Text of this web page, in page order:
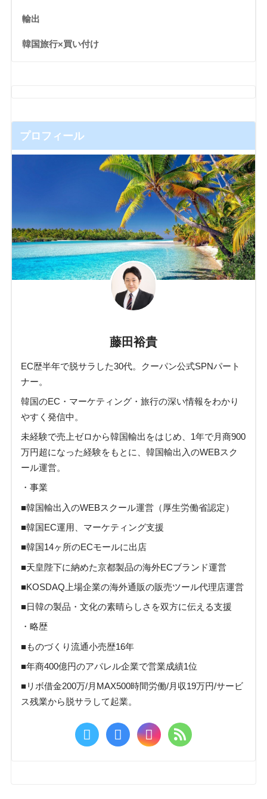
輸出
韓国旅行×買い付け
プロフィール
藤田裕貴
EC歴半年で脱サラした30代。クーパン公式SPNパート
ナー。
韓国のEC・マーケティング・旅行の深い情報をわかり
やすく発信中。
未経験で売上ゼロから韓国輸出をはじめ、1年で月商900
万円超になった経験をもとに、韓国輸出入のWEBスク
ール運営。
・事業
■韓国輸出入のWEBスクール運営（厚生労働省認定）
■韓国EC運用、マーケティング支援
■韓国14ヶ所のECモールに出店
■天皇陛下に納めた京都製品の海外ECブランド運営
■KOSDAQ上場企業の海外通販の販売ツール代理店運営
■日韓の製品・文化の素晴らしさを双方に伝える支援
・略歴
■ものづくり流通小売歴16年
■年商400億円のアパレル企業で営業成績1位
■リボ借金200万/月MAX500時間労働/月収19万円/サービ
ス残業から脱サラして起業。